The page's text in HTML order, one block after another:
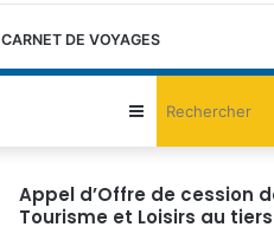
CARNET DE VOYAGES
Sidebar
Appel d’Offre de cession
Tourisme et Loisirs au tiers